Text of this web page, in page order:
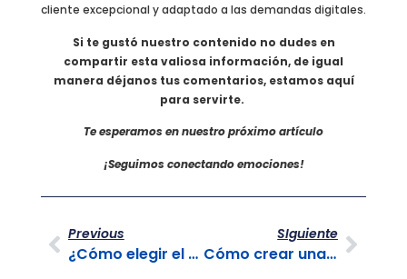
cliente excepcional y adaptado a las demandas digitales.
Si te gustó nuestro contenido no dudes en
compartir esta valiosa información, de igual
manera déjanos tus comentarios, estamos aquí
para servirte.
Te esperamos en nuestro próximo artículo
¡Seguimos conectando emociones!
Previous
¿Cómo elegir el proveedor de BPO adecuado para tu empresa?
SIguiente
Cómo crear una estrategia efectiva de atención al cliente